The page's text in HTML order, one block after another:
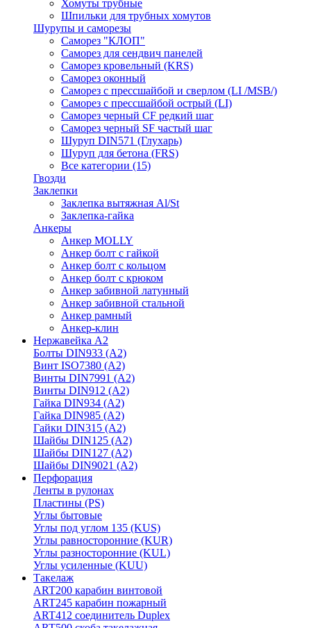
Хомуты трубные
Шпильки для трубных хомутов
Шурупы и саморезы
Саморез "КЛОП"
Саморез для сендвич панелей
Саморез кровельный (KRS)
Саморез оконный
Саморез с прессшайбой и сверлом (LI /MSB/)
Саморез с прессшайбой острый (LI)
Саморез черный CF редкий шаг
Саморез черный SF частый шаг
Шуруп DIN571 (Глухарь)
Шуруп для бетона (FRS)
Все категории (15)
Гвозди
Заклепки
Заклепка вытяжная Al/St
Заклепка-гайка
Анкеры
Анкер MOLLY
Анкер болт с гайкой
Анкер болт с кольцом
Анкер болт с крюком
Анкер забивной латунный
Анкер забивной стальной
Анкер рамный
Анкер-клин
Нержавейка А2
Болты DIN933 (A2)
Винт ISO7380 (A2)
Винты DIN7991 (A2)
Винты DIN912 (A2)
Гайка DIN934 (A2)
Гайка DIN985 (A2)
Гайки DIN315 (A2)
Шайбы DIN125 (A2)
Шайбы DIN127 (A2)
Шайбы DIN9021 (A2)
Перфорация
Ленты в рулонах
Пластины (PS)
Углы бытовые
Углы под углом 135 (KUS)
Углы равносторонние (KUR)
Углы разносторонние (KUL)
Углы усиленные (KUU)
Такелаж
ART200 карабин винтовой
ART245 карабин пожарный
ART412 соединитель Duplex